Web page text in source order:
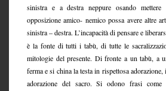
sinistra e a destra neppure osando
opposizione amico- nemico possa avere altre
sinistra – destra. L’incapacità di pensare e
è la fonte di tutti i tabù, di tutte le
mitologie del presente. Di fronte a un tabù, a
ferma e si china la testa in rispettosa
adorazione del sacro. Si odono frasi